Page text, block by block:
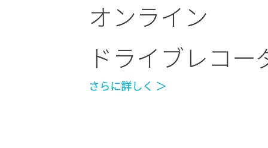
オンライン
ドライブレコー
さらに詳しく ＞